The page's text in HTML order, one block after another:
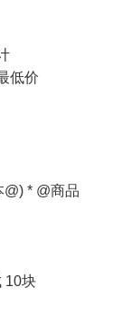
低价
* @商品
10块